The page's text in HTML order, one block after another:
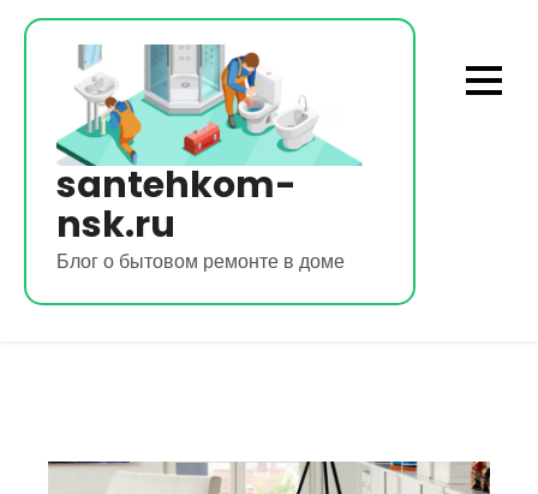
Перейти
содержимому
santehkom-
nsk.ru
Блог о бытовом ремонте в доме